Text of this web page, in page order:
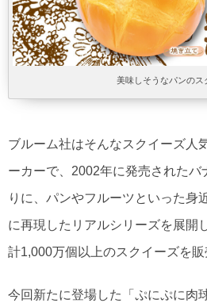
美味しそうなパンのス
ブルーム社はそんなスクイーズ人
ーカーで、2002年に発売されたバ
りに、パンやフルーツといった身
に再現したリアルシリーズを展開
計1,000万個以上のスクイーズを販
今回新たに登場した「ぷにぷに肉